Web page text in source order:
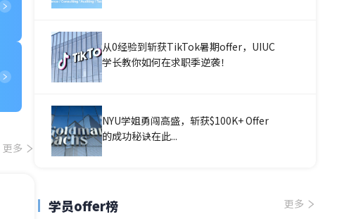
更多
从0经验到斩获TikTok暑期offer，UIUC
学长教你如何在求职季逆袭！
NYU学姐勇闯高盛，斩获$100K+ Offer
的成功秘诀在此...
学员offer榜 更多